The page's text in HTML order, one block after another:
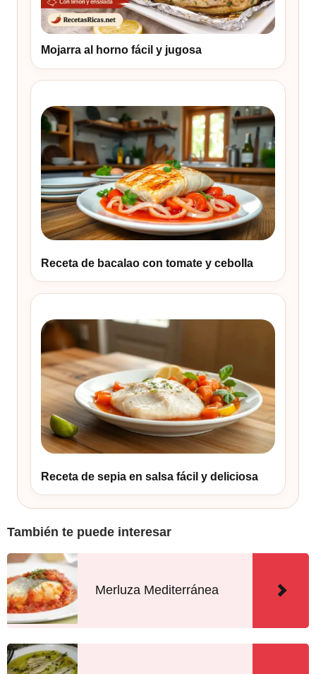
Mojarra al horno fácil y jugosa
Receta de bacalao con tomate y cebolla
Receta de sepia en salsa fácil y deliciosa
También te puede interesar
Merluza Mediterránea